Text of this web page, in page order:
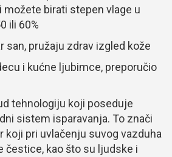
možete birati stepen vlage u
ili 60%
san, pružaju zdrav izgled kože
i kućne ljubimce, preporučio
tehnologiju koji poseduje
sistem isparavanja. To znači
koji pri uvlačenju suvog vazduha
čestice, kao što su ljudske i